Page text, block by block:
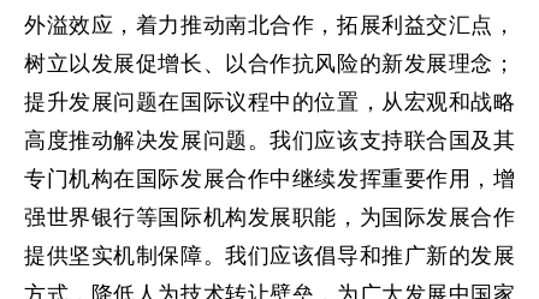
外溢效应，着力推动南北合作，拓展利益交汇点，
树立以发展促增长、以合作抗风险的新发展理念；
提升发展问题在国际议程中的位置，从宏观和战略
高度推动解决发展问题。我们应该支持联合国及其
专门机构在国际发展合作中继续发挥重要作用，增
强世界银行等国际机构发展职能，为国际发展合作
提供坚实机制保障。我们应该倡导和推广新的发展
方式，降低人为技术转让壁垒，为广大发展中国家